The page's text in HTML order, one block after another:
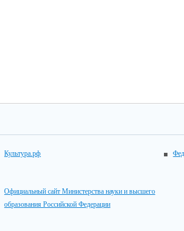
Культура.рф
Официальный сайт Министерства науки и высшего
образования Российской Федерации